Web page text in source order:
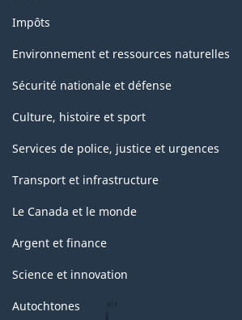
Impôts
Environnement et ressources naturelles
Sécurité nationale et défense
Culture, histoire et sport
Services de police, justice et urgences
Transport et infrastructure
Le Canada et le monde
Argent et finance
Science et innovation
Autochtones